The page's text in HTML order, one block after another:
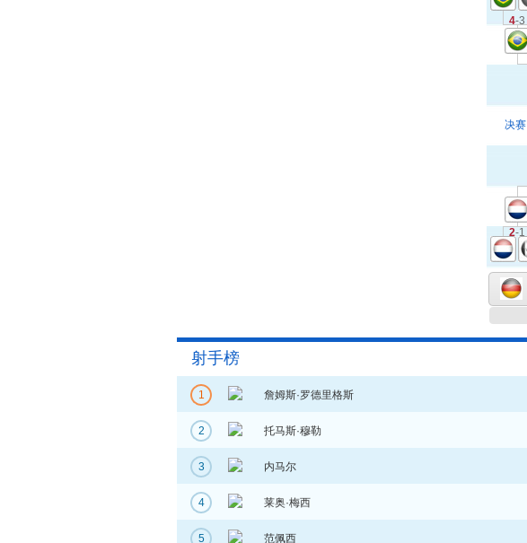
4-3
2-1
决赛
射手榜
1 詹姆斯·罗德里格斯
2 托马斯·穆勒
3 内马尔
4 莱奥·梅西
5 范佩西